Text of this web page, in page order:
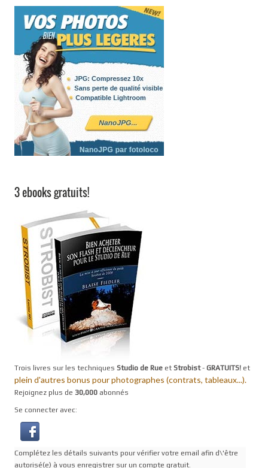
3 ebooks gratuits!
Trois livres sur les techniques Studio de Rue et Strobist- GRATUITS! et
plein d'autres bonus pour photographes (contrats, tableaux...).
Rejoignez plus de 30,000 abonnés
Se connecter avec:
Complétez les détails suivants pour vérifier votre email afin d\'être
autorisé(e) à vous enregistrer sur un compte gratuit.